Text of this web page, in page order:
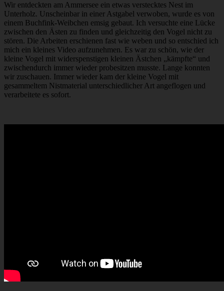
Wir entdeckten am Ammersee ein etwas verstecktes Nest im
Unterholz. Unscheinbar in einer Astgabel verwoben, wurde es von
einem Buchfink-Weibchen emsig gebaut. Ich versuchte eine Lücke
zwischen den Ästen zu finden und gleichzeitig den Vogel nicht zu
stören. Die Arbeiten erschienen fast wie weben und so entschied ich
mich ein kleines Video aufzunehmen. Es war zu schön, wie der
kleine Vogel mit widerspenstigen kleinen Ästchen „kämpfte“ und
zwischendurch immer wieder probesitzen musste. Lange konnten
wir zuschauen. Immer wieder kam der kleine Vogel mit
gesammeltem Nistmaterial unterschiedlicher Art angeflogen und
verarbeitete es sofort.